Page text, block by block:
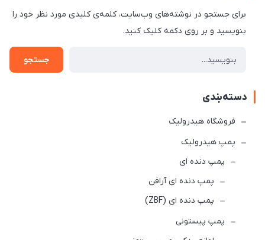
برای جستجو در نوشته‌های وب‌سایت، کلمه‌ی کلیدی مورد نظر خود را
بنویسید و بر روی دکمه کلیک کنید.
جستجو
دسته‌بندی
فروشگاه هیدرولیک
پمپ هیدرولیک
پمپ دنده ای
پمپ دنده ای آرافن
پمپ دنده ای (ZBF)
پمپ پیستونی